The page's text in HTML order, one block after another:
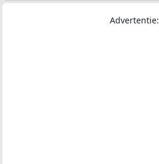
Advertentie: